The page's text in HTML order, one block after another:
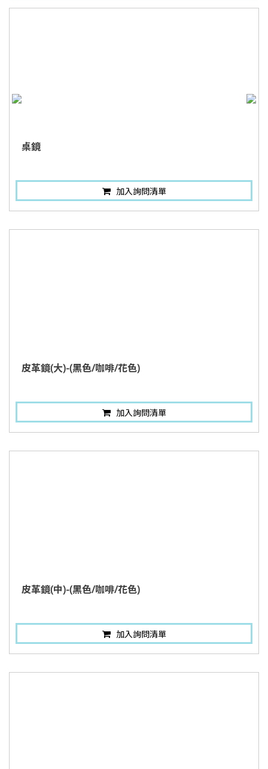
桌鏡
加入詢問清單
皮革鏡(大)-(黑色/咖啡/花色)
加入詢問清單
皮革鏡(中)-(黑色/咖啡/花色)
加入詢問清單